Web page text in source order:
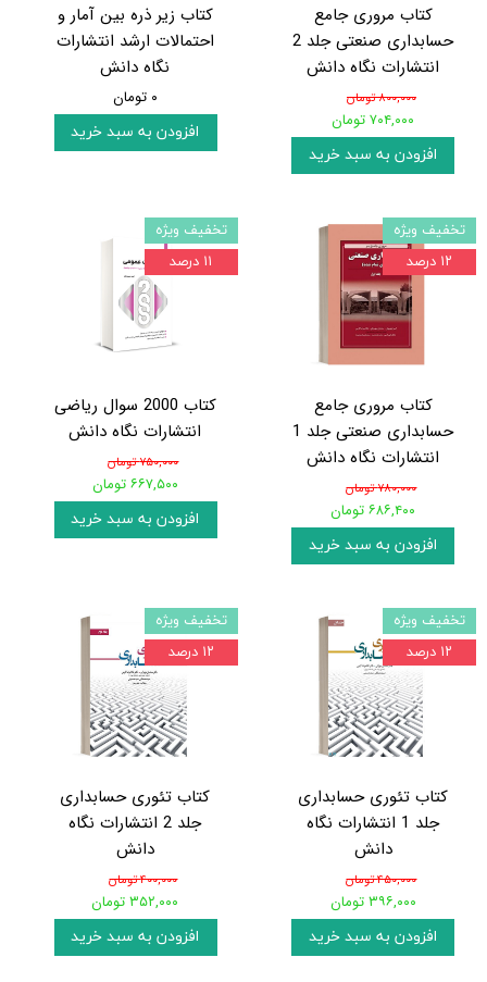
کتاب مروری جامع
حسابداری صنعتی جلد 2
انتشارات نگاه دانش
۸۰۰,۰۰۰ تومان
۷۰۴,۰۰۰ تومان
افزودن به سبد خرید
کتاب زیر ذره بین آمار و
احتمالات ارشد انتشارات
نگاه دانش
۰ تومان
افزودن به سبد خرید
کتاب مروری جامع
حسابداری صنعتی جلد 1
انتشارات نگاه دانش
۷۸۰,۰۰۰ تومان
۶۸۶,۴۰۰ تومان
افزودن به سبد خرید
تخفیف ویژه
۱۲ درصد
کتاب 2000 سوال ریاضی
انتشارات نگاه دانش
۷۵۰,۰۰۰ تومان
۶۶۷,۵۰۰ تومان
افزودن به سبد خرید
تخفیف ویژه
۱۱ درصد
کتاب تئوری حسابداری
جلد 1 انتشارات نگاه
دانش
۴۵۰,۰۰۰ تومان
۳۹۶,۰۰۰ تومان
افزودن به سبد خرید
تخفیف ویژه
۱۲ درصد
کتاب تئوری حسابداری
جلد 2 انتشارات نگاه
دانش
۴۰۰,۰۰۰ تومان
۳۵۲,۰۰۰ تومان
افزودن به سبد خرید
تخفیف ویژه
۱۲ درصد